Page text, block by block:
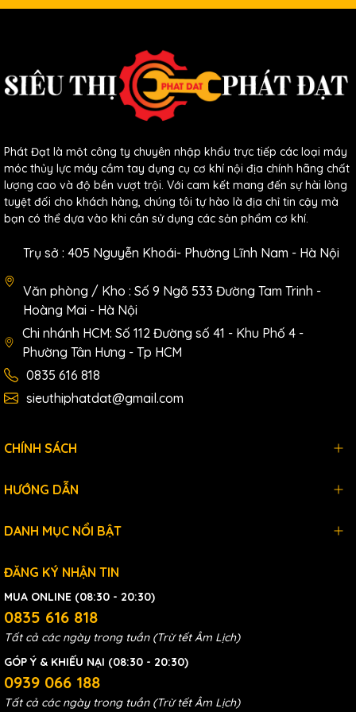
lưỡi cắt lên đến 500m cắt, với
đường kính lớn 22mm, có ổ bị
bên trong sẽ làm cho việc cắt nhẹ
nhàng hơn.
- TrênMáy cắt gạch tay đẩy
MAKIDI 1000có hệ thống thước
đo gắn liền trên máy, giúp viêc đo
chính xác, nhanh và đơn giản,
không cần phải thước, đánh dấu
khác, giúp bạn thao tác nhanh và
đơn giản, hiệu quả hơn.
- Khung của máy được làm bằng
nhôm hợp kim đúc liền khối làm
cho máy vô cùng cứng cáp mà
nhẹ đến không tưởng giúp cho
việc di chuyển máy dễ dàng.
Phát Đạt là một công ty chuyên nhập khẩu trực tiếp các loại máy
móc thủy lực máy cầm tay dụng cụ cơ khí nội địa chính hãng chất
lượng cao và độ bền vượt trội. Với cam kết mang đến sự hài lòng
tuyệt đối cho khách hàng, chúng tôi tự hào là địa chỉ tin cậy mà
bạn có thể dựa vào khi cần sử dụng các sản phẩm cơ khí.
Trụ sở : 405 Nguyễn Khoái- Phường Lĩnh Nam - Hà Nội
Văn phòng / Kho : Số 9 Ngõ 533 Đường Tam Trinh -
Hoàng Mai - Hà Nội
Chi nhánh HCM: Số 112 Đường số 41 - Khu Phố 4 -
Phường Tân Hưng - Tp HCM
0835 616 818
sieuthiphatdat@gmail.com
CHÍNH SÁCH
HƯỚNG DẪN
DANH MỤC NỔI BẬT
ĐĂNG KÝ NHẬN TIN
MUA ONLINE (08:30 - 20:30)
0835 616 818
Tất cả các ngày trong tuần (Trừ tết Âm Lịch)
GÓP Ý & KHIẾU NẠI (08:30 - 20:30)
0939 066 188
Tất cả các ngày trong tuần (Trừ tết Âm Lịch)